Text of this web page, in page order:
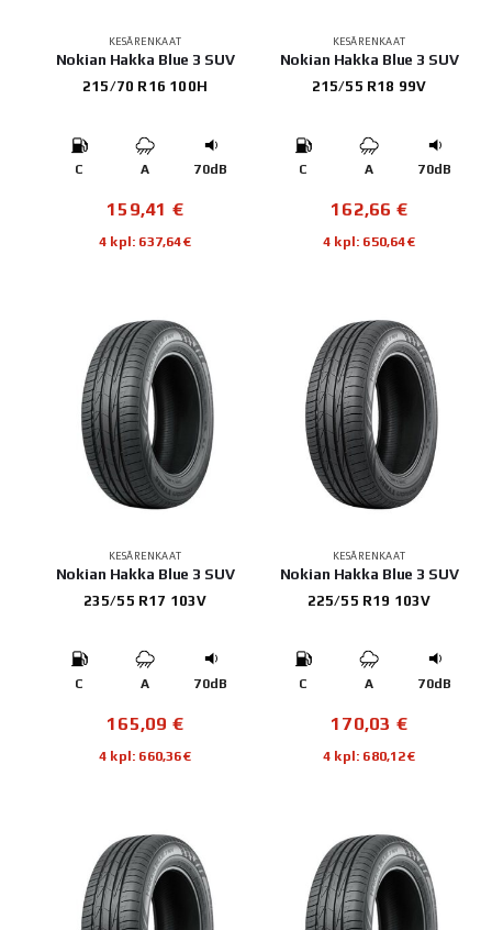
KESÄRENKAAT
Nokian Hakka Blue 3 SUV
215/70 R16 100H
C A 70dB
159,41 €
4 kpl: 637,64€
KESÄRENKAAT
Nokian Hakka Blue 3 SUV
215/55 R18 99V
C A 70dB
162,66 €
4 kpl: 650,64€
KESÄRENKAAT
Nokian Hakka Blue 3 SUV
235/55 R17 103V
C A 70dB
165,09 €
4 kpl: 660,36€
KESÄRENKAAT
Nokian Hakka Blue 3 SUV
225/55 R19 103V
C A 70dB
170,03 €
4 kpl: 680,12€